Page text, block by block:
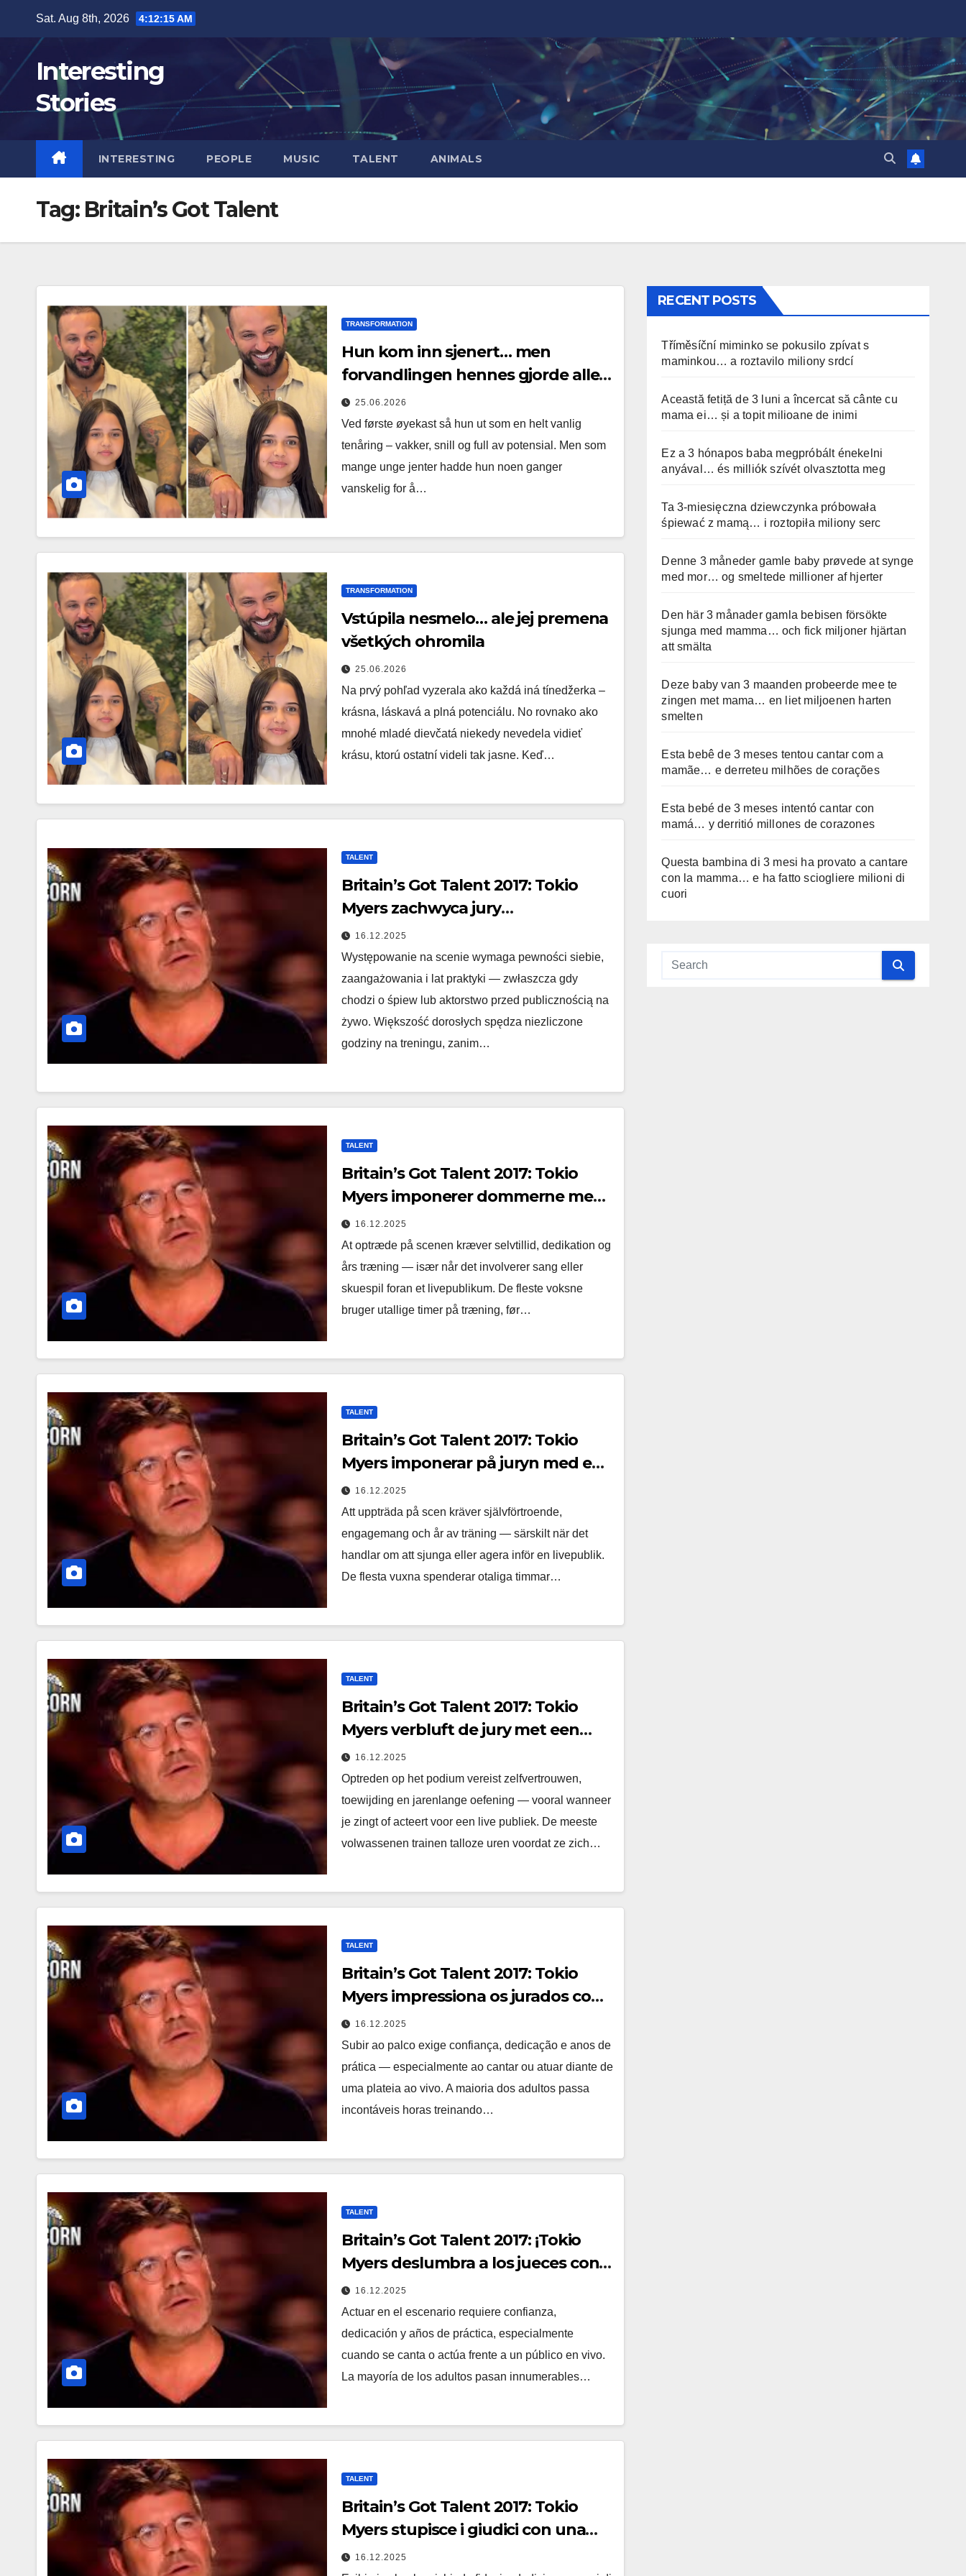
content
Sat. Aug 8th, 2026 4:12:17 AM
Interesting
Stories
INTERESTING PEOPLE MUSIC TALENT ANIMALS
Tag: Britain’s Got Talent
TRANSFORMATION
Hun kom inn sjenert… men
forvandlingen hennes gjorde alle
målløse
25.06.2026
Ved første øyekast så hun ut som en helt vanlig
tenåring – vakker, snill og full av potensial. Men som
mange unge jenter hadde hun noen ganger
vanskelig for å…
TRANSFORMATION
Vstúpila nesmelo… ale jej premena
všetkých ohromila
25.06.2026
Na prvý pohľad vyzerala ako každá iná tínedžerka –
krásna, láskavá a plná potenciálu. No rovnako ako
mnohé mladé dievčatá niekedy nevedela vidieť
krásu, ktorú ostatní videli tak jasne. Keď…
TALENT
Britain’s Got Talent 2017: Tokio
Myers zachwyca jury
niezapomnianym występem
16.12.2025
Występowanie na scenie wymaga pewności siebie,
zaangażowania i lat praktyki — zwłaszcza gdy
chodzi o śpiew lub aktorstwo przed publicznością na
żywo. Większość dorosłych spędza niezliczone
godziny na treningu, zanim…
TALENT
Britain’s Got Talent 2017: Tokio
Myers imponerer dommerne med
en uforglemmelig performance
16.12.2025
At optræde på scenen kræver selvtillid, dedikation og
års træning — især når det involverer sang eller
skuespil foran et livepublikum. De fleste voksne
bruger utallige timer på træning, før…
TALENT
Britain’s Got Talent 2017: Tokio
Myers imponerar på juryn med en
oförglömlig uppträdande
16.12.2025
Att uppträda på scen kräver självförtroende,
engagemang och år av träning — särskilt när det
handlar om att sjunga eller agera inför en livepublik.
De flesta vuxna spenderar otaliga timmar…
TALENT
Britain’s Got Talent 2017: Tokio
Myers verbluft de jury met een
onvergetelijke performance
16.12.2025
Optreden op het podium vereist zelfvertrouwen,
toewijding en jarenlange oefening — vooral wanneer
je zingt of acteert voor een live publiek. De meeste
volwassenen trainen talloze uren voordat ze zich…
TALENT
Britain’s Got Talent 2017: Tokio
Myers impressiona os jurados com
uma performance inesquecível
16.12.2025
Subir ao palco exige confiança, dedicação e anos de
prática — especialmente ao cantar ou atuar diante de
uma plateia ao vivo. A maioria dos adultos passa
incontáveis horas treinando…
TALENT
Britain’s Got Talent 2017: ¡Tokio
Myers deslumbra a los jueces con
una actuación inolvidable!
16.12.2025
Actuar en el escenario requiere confianza,
dedicación y años de práctica, especialmente
cuando se canta o actúa frente a un público en vivo.
La mayoría de los adultos pasan innumerables…
TALENT
Britain’s Got Talent 2017: Tokio
Myers stupisce i giudici con una
performance indimenticabile
16.12.2025
RECENT POSTS
Tříměsíční miminko se pokusilo zpívat s
maminkou… a roztavilo miliony srdcí
Această fetiță de 3 luni a încercat să cânte cu
mama ei… și a topit milioane de inimi
Ez a 3 hónapos baba megpróbált énekelni
anyával… és milliók szívét olvasztotta meg
Ta 3-miesięczna dziewczynka próbowała
śpiewać z mamą… i roztopiła miliony serc
Denne 3 måneder gamle baby prøvede at synge
med mor… og smeltede millioner af hjerter
Den här 3 månader gamla bebisen försökte
sjunga med mamma… och fick miljoner hjärtan
att smälta
Deze baby van 3 maanden probeerde mee te
zingen met mama… en liet miljoenen harten
smelten
Esta bebê de 3 meses tentou cantar com a
mamãe… e derreteu milhões de corações
Esta bebé de 3 meses intentó cantar con
mamá… y derritió millones de corazones
Questa bambina di 3 mesi ha provato a cantare
con la mamma… e ha fatto sciogliere milioni di
cuori